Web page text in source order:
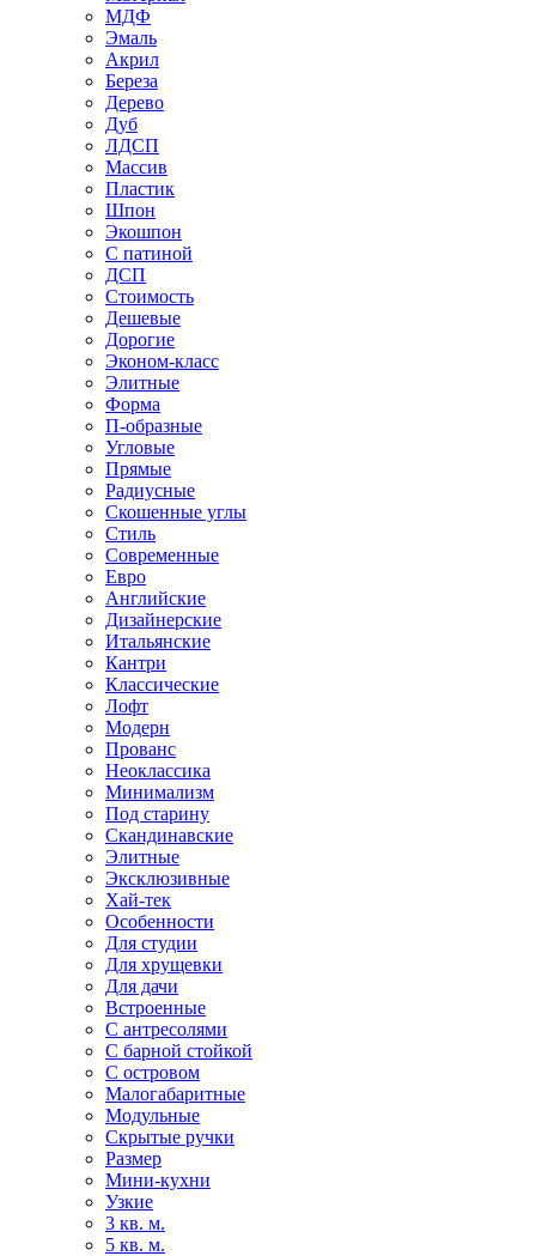
МДФ
Эмаль
Акрил
Береза
Дерево
Дуб
ЛДСП
Массив
Пластик
Шпон
Экошпон
С патиной
ДСП
Стоимость
Дешевые
Дорогие
Эконом-класс
Элитные
Форма
П-образные
Угловые
Прямые
Радиусные
Скошенные углы
Стиль
Современные
Евро
Английские
Дизайнерские
Итальянские
Кантри
Классические
Лофт
Модерн
Прованс
Неоклассика
Минимализм
Под старину
Скандинавские
Элитные
Эксклюзивные
Хай-тек
Особенности
Для студии
Для хрущевки
Для дачи
Встроенные
С антресолями
С барной стойкой
С островом
Малогабаритные
Модульные
Скрытые ручки
Размер
Мини-кухни
Узкие
3 кв. м.
5 кв. м.